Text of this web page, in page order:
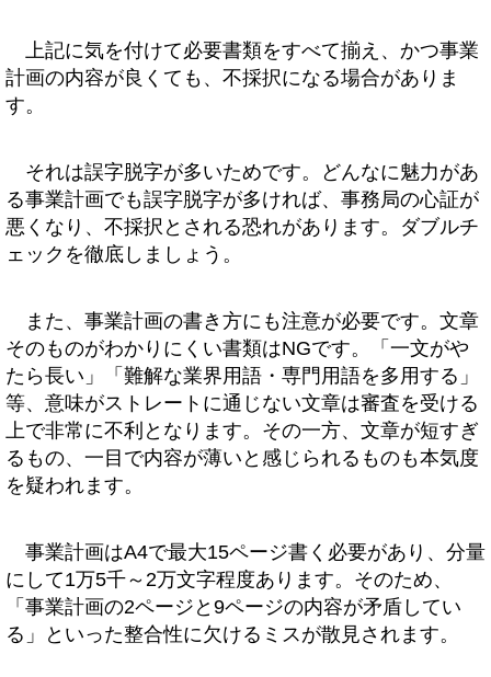
上記に気を付けて必要書類をすべて揃え、かつ事業
計画の内容が良くても、不採択になる場合がありま
す。
それは誤字脱字が多いためです。どんなに魅力があ
る事業計画でも誤字脱字が多ければ、事務局の心証が
悪くなり、不採択とされる恐れがあります。ダブルチ
ェックを徹底しましょう。
また、事業計画の書き方にも注意が必要です。文章
そのものがわかりにくい書類はNGです。「一文がや
たら長い」「難解な業界用語・専門用語を多用する」
等、意味がストレートに通じない文章は審査を受ける
上で非常に不利となります。その一方、文章が短すぎ
るもの、一目で内容が薄いと感じられるものも本気度
を疑われます。
事業計画はA4で最大15ページ書く必要があり、分量
にして1万5千～2万文字程度あります。そのため、
「事業計画の2ページと9ページの内容が矛盾してい
る」といった整合性に欠けるミスが散見されます。